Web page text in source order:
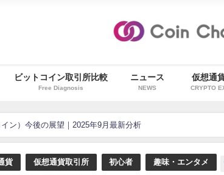
ビットコイン取引所比較
Free Diagnosis
ニュース
NEWS
仮想通
CRYPTO
ン）今後の展望｜2025年9月最新分析
貨 仮想通貨取引所 初心者 趣味・エンタメ